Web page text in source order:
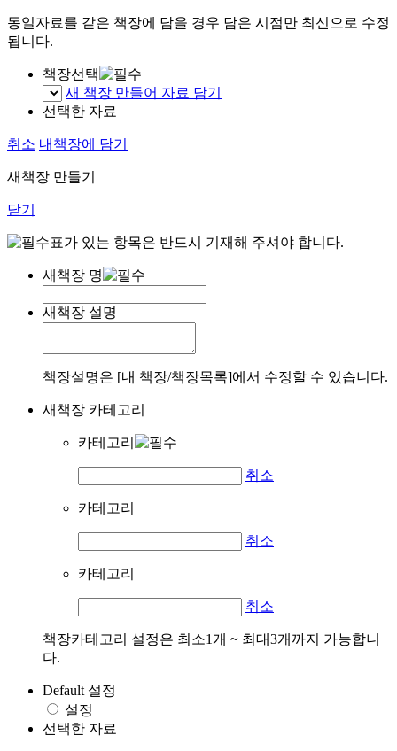
동일자료를 같은 책장에 담을 경우 담은 시점만 최신으로 수정
됩니다.
책장선택
새 책장 만들어 자료 담기
선택한 자료
취소 내책장에 담기
새책장 만들기
닫기
표가 있는 항목은 반드시 기재해 주셔야 합니다.
새책장 명
새책장 설명
책장설명은 [내 책장/책장목록]에서 수정할 수 있습니다.
새책장 카테고리
카테고리
취소
카테고리
취소
카테고리
취소
책장카테고리 설정은 최소1개 ~ 최대3개까지 가능합니
다.
Default 설정
설정
선택한 자료